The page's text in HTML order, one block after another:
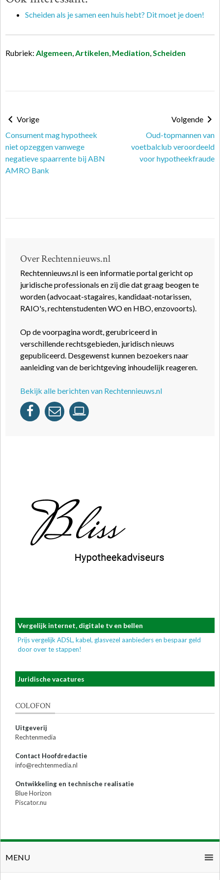
Scheiden als je samen een huis hebt? Dit moet je doen!
Rubriek: Algemeen Artikelen Mediation Scheiden
Vorige
Consument mag hypotheek
niet opzeggen vanwege
negatieve spaarrente bij ABN
AMRO Bank
Volgende
Oud-topmannen van
voetbalclub veroordeeld
voor hypotheekfraude
Over Rechtennieuws.nl
Rechtennieuws.nl is een informatie portal gericht op
juridische professionals en zij die dat graag beogen te
worden (advocaat-stagaires, kandidaat-notarissen,
RAIO's, rechtenstudenten WO en HBO, enzovoorts).
Op de voorpagina wordt, gerubriceerd in
verschillende rechtsgebieden, juridisch nieuws
gepubliceerd. Desgewenst kunnen bezoekers naar
aanleiding van de berichtgeving inhoudelijk reageren.
Bekijk alle berichten van Rechtennieuws.nl
Vergelijk internet, digitale tv en bellen
Prijs vergelijk ADSL, kabel, glasvezel aanbieders en bespaar geld
door over te stappen!
Juridische vacatures
COLOFON
Uitgeverij
Rechtenmedia
Contact Hoofdredactie
info@rechtenmedia.nl
Ontwikkeling en technische realisatie
Blue Horizon
Piscator.nu
MENU